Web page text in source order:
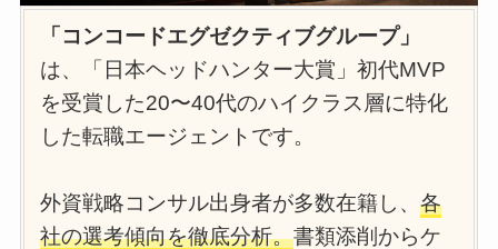
「コンコードエグゼクティブグループ」
は、「日本ヘッドハンター大賞」初代MVP
を受賞した20〜40代のハイクラス層に特化
した転職エージェントです。
外資戦略コンサル出身者が多数在籍し、各
社の選考傾向を徹底分析。書類添削からケ